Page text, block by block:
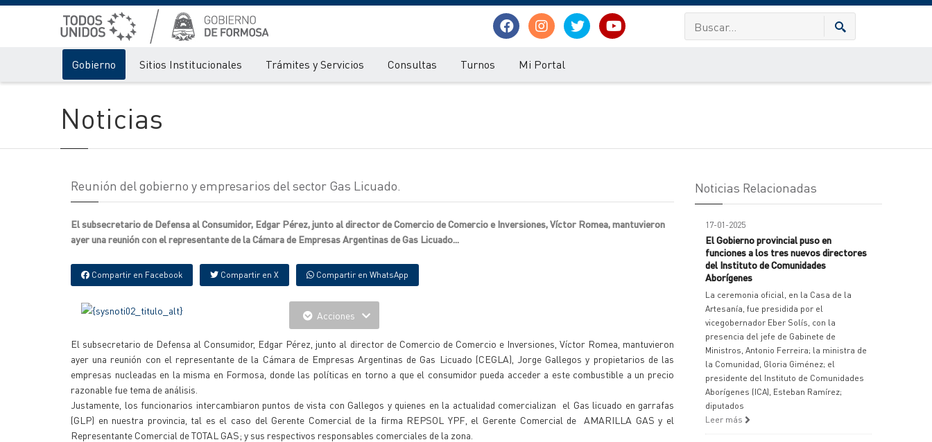
Gobierno Sitios Institucionales Trámites y Servicios Consultas Turnos Mi Portal
Noticias
Reunión del gobierno y empresarios del sector Gas Licuado.
El subsecretario de Defensa al Consumidor, Edgar Pérez, junto al director de Comercio de Comercio e Inversiones, Víctor Romea, mantuvieron
ayer una reunión con el representante de la Cámara de Empresas Argentinas de Gas Licuado...
Compartir en Facebook Compartir en X Compartir en WhatsApp
Acciones
El subsecretario de Defensa al Consumidor, Edgar Pérez, junto al director de Comercio de Comercio e Inversiones, Víctor Romea, mantuvieron
ayer una reunión con el representante de la Cámara de Empresas Argentinas de Gas Licuado (CEGLA), Jorge Gallegos y propietarios de las
empresas nucleadas en la misma en Formosa, donde las políticas en torno a que el consumidor pueda acceder a este combustible a un precio
razonable fue tema de análisis.
Justamente, los funcionarios intercambiaron puntos de vista con Gallegos y quienes en la actualidad comercializan el Gas licuado en garrafas
(GLP) en nuestra provincia, tal es el caso del Gerente Comercial de la firma REPSOL YPF, el Gerente Comercial de AMARILLA GAS y el
Representante Comercial de TOTAL GAS; y sus respectivos responsables comerciales de la zona.
Noticias Relacionadas
17-01-2025
El Gobierno provincial puso en
funciones a los tres nuevos directores
del Instituto de Comunidades
Aborígenes
La ceremonia oficial, en la Casa de la
Artesanía, fue presidida por el
vicegobernador Eber Solís, con la
presencia del jefe de Gabinete de
Ministros, Antonio Ferreira; la ministra de
la Comunidad, Gloria Giménez; el
presidente del Instituto de Comunidades
Aborígenes (ICA), Esteban Ramírez;
diputados
Leer más